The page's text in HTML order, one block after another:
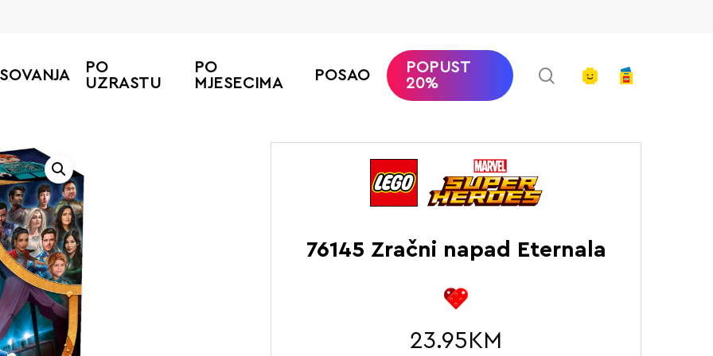
PO
UZRASTU
PO
MJESECIMA
POSAO
POPUST
20%
searchaccount
76145 Zračni napad Eternala
23.95 KM